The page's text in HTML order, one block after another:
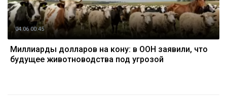
04.06 00:45
Миллиарды долларов на кону: в ООН заявили, что
будущее животноводства под угрозой